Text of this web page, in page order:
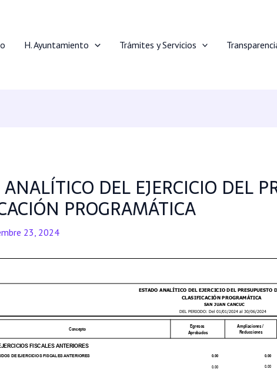
H. Ayuntamiento Trámites y Servicios
ANALÍTICO DEL EJERCICIO DEL
PROGRAMÁTICA
23, 2024